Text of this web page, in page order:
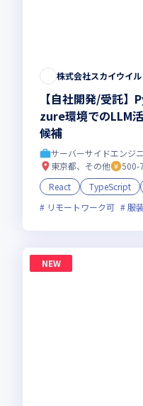
株式会社スカイウイル
【自社開発/受託
zure環境でのLLM
候補
サーバーサイドエンジ
東京都、その他
500-
React
TypeScript
リモートワーク可
服
NEW